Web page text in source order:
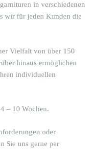
in verschiedenen
wir für jeden Kunden die
Vielfalt von über 150
hinaus ermöglichen
individuellen
– 10 Wochen.
oder
Sie uns gerne per